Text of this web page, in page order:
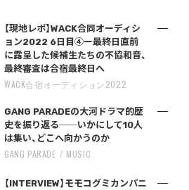
【現地レポ】WACK合同オーディシ
ョン2022 6日目④ー最終日直前
に露呈した候補生たちの不協和音、
最終審査は合宿最終日へ
WACK合宿オーディション2022
GANG PARADEの大河ドラマ的歴
史を振り返る──いかにして10人
は集い、どこへ向かうのか
GANG PARADE MUSIC
【INTERVIEW】モモコグミカンパニ